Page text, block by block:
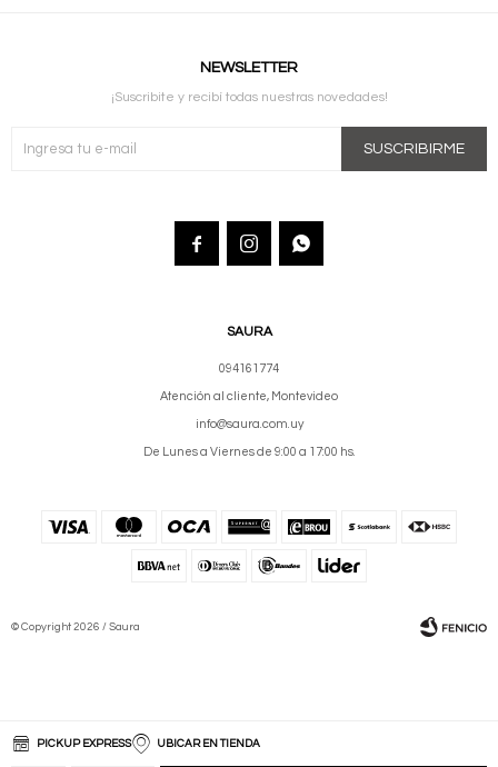
PICKUP EXPRESS UBICAR EN TIENDA
SAURA
094161774
Atención al cliente, Montevideo
info@saura.com.uy
De Lunes a Viernes de 9:00 a 17:00 hs.
NEWSLETTER
¡Suscribite y recibí todas nuestras novedades!
SUSCRIBIRME
  
© Copyright 2026 / Saura